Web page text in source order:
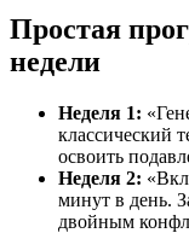
Простая
недели
Неделя 1:
классический
освоить
Неделя 2:
минут в день.
двойным